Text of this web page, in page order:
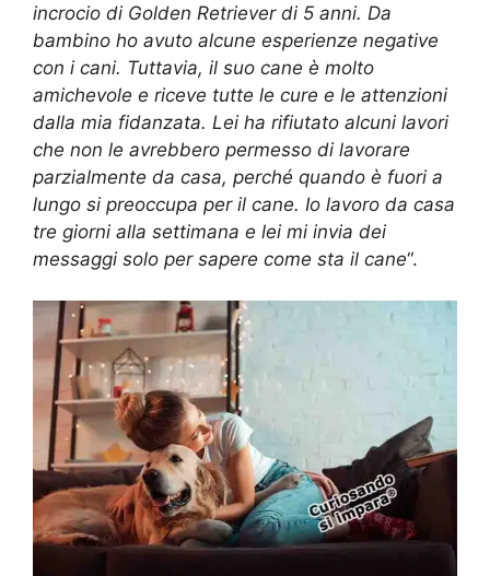
incrocio di Golden Retriever di 5 anni. Da
bambino ho avuto alcune esperienze negative
con i cani. Tuttavia, il suo cane è molto
amichevole e riceve tutte le cure e le attenzioni
dalla mia fidanzata. Lei ha rifiutato alcuni lavori
che non le avrebbero permesso di lavorare
parzialmente da casa, perché quando è fuori a
lungo si preoccupa per il cane. Io lavoro da casa
tre giorni alla settimana e lei mi invia dei
messaggi solo per sapere come sta il cane“.